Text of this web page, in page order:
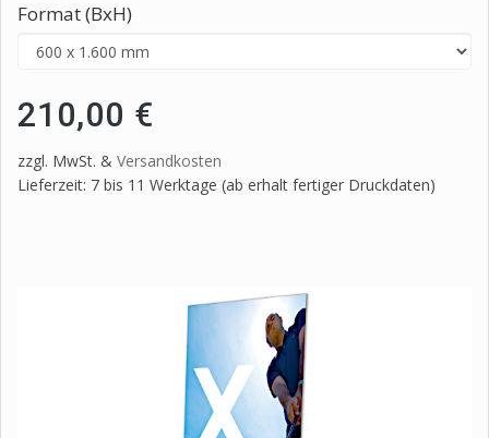
Format (BxH)
210,00 €
zzgl. MwSt. & Versandkosten
Lieferzeit: 7 bis 11 Werktage (ab erhalt fertiger Druckdaten)